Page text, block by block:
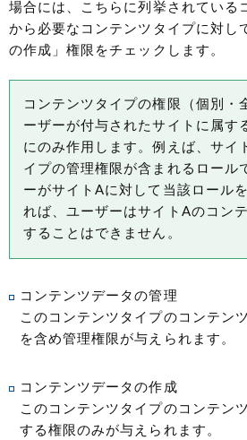
場合には、こちらに列挙されている
から必要なコンテンツタイプに対し
の作成」権限をチェックします。
コンテンツタイプの権限（個別・
ーザーが付与されたサイトに属す
にのみ作用します。例えば、サイ
イプの管理権限が含まれるロール
ーがサイトAに対して当該ロール
れば、ユーザーはサイトAのコン
することはできません。
コンテンツデータの管理
このコンテンツタイプのコンテン
を含め管理権限が与えられます。
コンテンツデータの作成
このコンテンツタイプのコンテン
する権限のみが与えられます。